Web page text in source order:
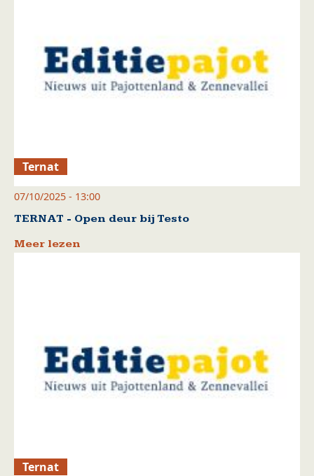
Ternat
07/10/2025 - 13:00
TERNAT - Open deur bij Testo
Meer lezen
Ternat